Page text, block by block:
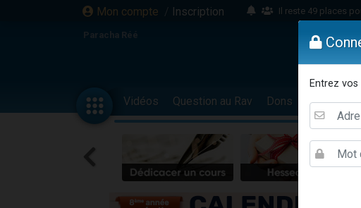
Mon compte / Inscription
Il reste 49 places
16 personnes
2 personnes
17 personnes viennent
4 personnes viennent
Il reste 49 places
Eva vient de donner son
Paracha Réé
Vidéos Question au Rav Dons Femmes
Entrez